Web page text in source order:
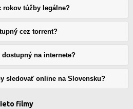
rokov túžby legálne?
cez torrent?
na internete?
sledovať online na Slovensku?
filmy